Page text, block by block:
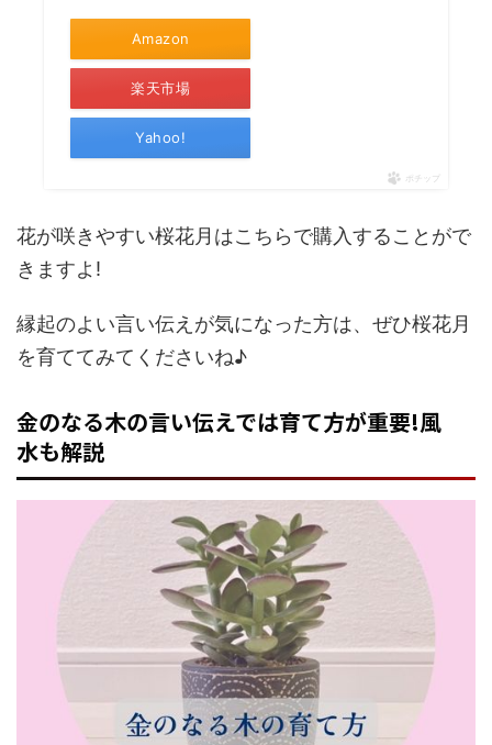
Amazon
楽天市場
Yahoo!
ポチップ
花が咲きやすい桜花月はこちらで購入することがで
きますよ!
縁起のよい言い伝えが気になった方は、ぜひ桜花月
を育ててみてくださいね♪
金のなる木の言い伝えでは育て方が重要!風
水も解説